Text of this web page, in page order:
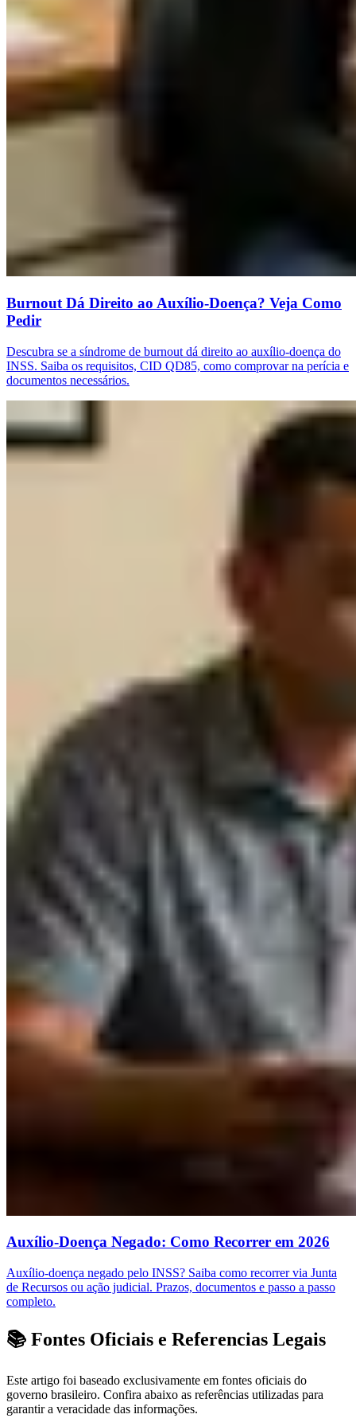
Burnout Dá Direito ao Auxílio-Doença? Veja Como
Pedir
Descubra se a síndrome de burnout dá direito ao auxílio-doença do
INSS. Saiba os requisitos, CID QD85, como comprovar na perícia e
documentos necessários.
Auxílio-Doença Negado: Como Recorrer em 2026
Auxílio-doença negado pelo INSS? Saiba como recorrer via Junta
de Recursos ou ação judicial. Prazos, documentos e passo a passo
completo.
📚 Fontes Oficiais e Referencias Legais
Este artigo foi baseado exclusivamente em fontes oficiais do
governo brasileiro. Confira abaixo as referências utilizadas para
garantir a veracidade das informações.